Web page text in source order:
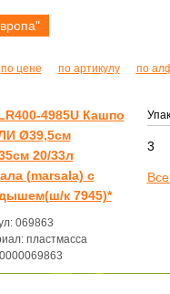
по цене по артикулу по
4985U Кашпо
Ø39,5см
20/33л
(marsala) с
к 7945)*
069863
пластмасса
3